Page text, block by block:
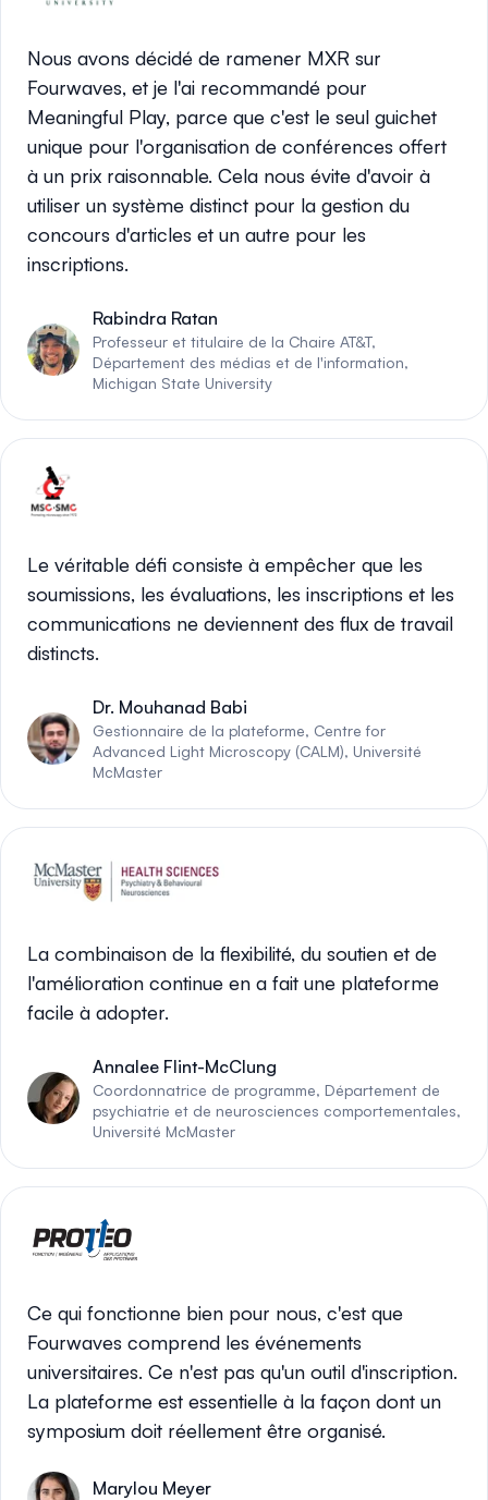
Nous avons décidé de ramener MXR sur
Fourwaves, et je l'ai recommandé pour
Meaningful Play, parce que c'est le seul guichet
unique pour l'organisation de conférences offert
à un prix raisonnable. Cela nous évite d'avoir à
utiliser un système distinct pour la gestion du
concours d'articles et un autre pour les
inscriptions.
Rabindra Ratan
Professeur et titulaire de la Chaire AT&T,
Département des médias et de l'information,
Michigan State University
Le véritable défi consiste à empêcher que les
soumissions, les évaluations, les inscriptions et les
communications ne deviennent des flux de travail
distincts.
Dr. Mouhanad Babi
Gestionnaire de la plateforme, Centre for
Advanced Light Microscopy (CALM), Université
McMaster
La combinaison de la flexibilité, du soutien et de
l'amélioration continue en a fait une plateforme
facile à adopter.
Annalee Flint-McClung
Coordonnatrice de programme, Département de
psychiatrie et de neurosciences comportementales,
Université McMaster
Ce qui fonctionne bien pour nous, c'est que
Fourwaves comprend les événements
universitaires. Ce n'est pas qu'un outil d'inscription.
La plateforme est essentielle à la façon dont un
symposium doit réellement être organisé.
Marylou Meyer